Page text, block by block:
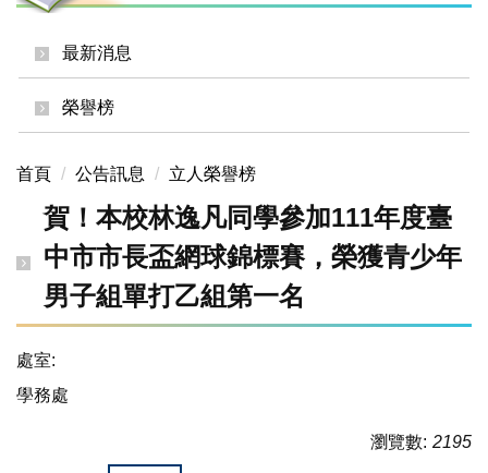
最新消息
榮譽榜
首頁 公告訊息 立人榮譽榜
賀！本校林逸凡同學參加111年度臺
中市市長盃網球錦標賽，榮獲青少年
男子組單打乙組第一名
處室:
學務處
瀏覽數: 2195